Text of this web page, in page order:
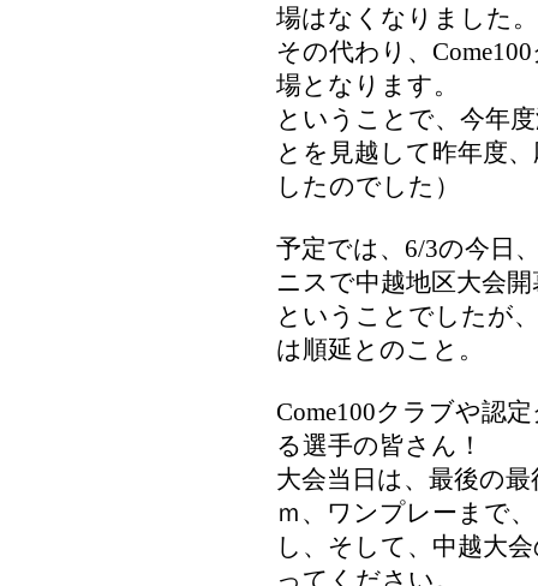
場はなくなりました。
その代わり、
場となります。
ということで、今年
とを見越して昨年度
したのでした）
予定では、6/3の今日
ニスで中越地区大会開
ということでしたが
は順延とのこと。
Come100クラブや認
る選手の皆さん！
大会当日は、最後の
ｍ、ワンプレーまで
し、そして、中越大
ってください。